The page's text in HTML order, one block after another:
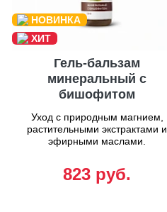
Гель-бальзам
минеральный с
бишофитом
Уход с природным магнием,
растительными экстрактами и
эфирными маслами.
823 руб.